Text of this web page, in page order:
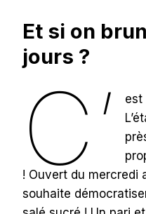
Et si on
jours ?
C’ est
! Ouvert du mercredi
souhaite